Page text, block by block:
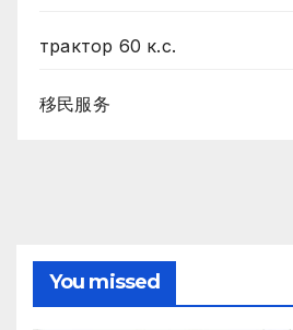
трактор 60 к.с.
移民服务
You missed